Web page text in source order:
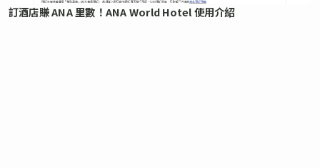
訂酒店賺 ANA 里數！ANA World Hotel 使用介紹